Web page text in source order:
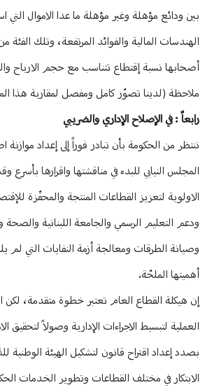
بين ودائع مؤهلة وغير مؤهلة ما عدا الاموال التي
الهندسات المالية والفوائد المرتفعة، وتلك الفئة
أصحابها نسبة إقتطاع تتناسب مع حجم الارباح
ملاحظة (لدينا تصوّر كامل ومفصل لمقاربة هذا
رابعاً : في الإصلاح الإداري والضريبي
ننتظر من الحكومة بأن تبادر فوراً إلى إعداد موازنة
المجلس النيابي للبدء في مناقشتها واقرارها
الاولوية لتعزيز القطاعات المنتجة والمحفّزة
ودعم التعليم الرسمي والجامعة اللبنانية والصحة
وصيانة الطرقات ومعالجة أزمة النفايات التي لم
أهميتها الملحّة.
إن هيكلة القطاع العام تعتبر خطوة متقدمة،
العملية لتبسيط الاجراءات الإدارية وصولاً لتحقيق
بصدد إعداد اقتراح قانون لتشكيل الهيئة الوطنية
الابتكار في مختلف القطاعات وتطوير الخدمات